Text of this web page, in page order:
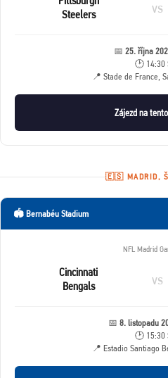
Steelers
vs
📅 25. října
🕑 14:30
📍 Stade de France,
Zájezd na
🇪🇸 MADRID,
🏟️ Bernabéu Stadium
NFL Madrid
Cincinnati
Bengals
vs
📅 8. listopadu
🕑 15:30
📍 Estadio Santiago